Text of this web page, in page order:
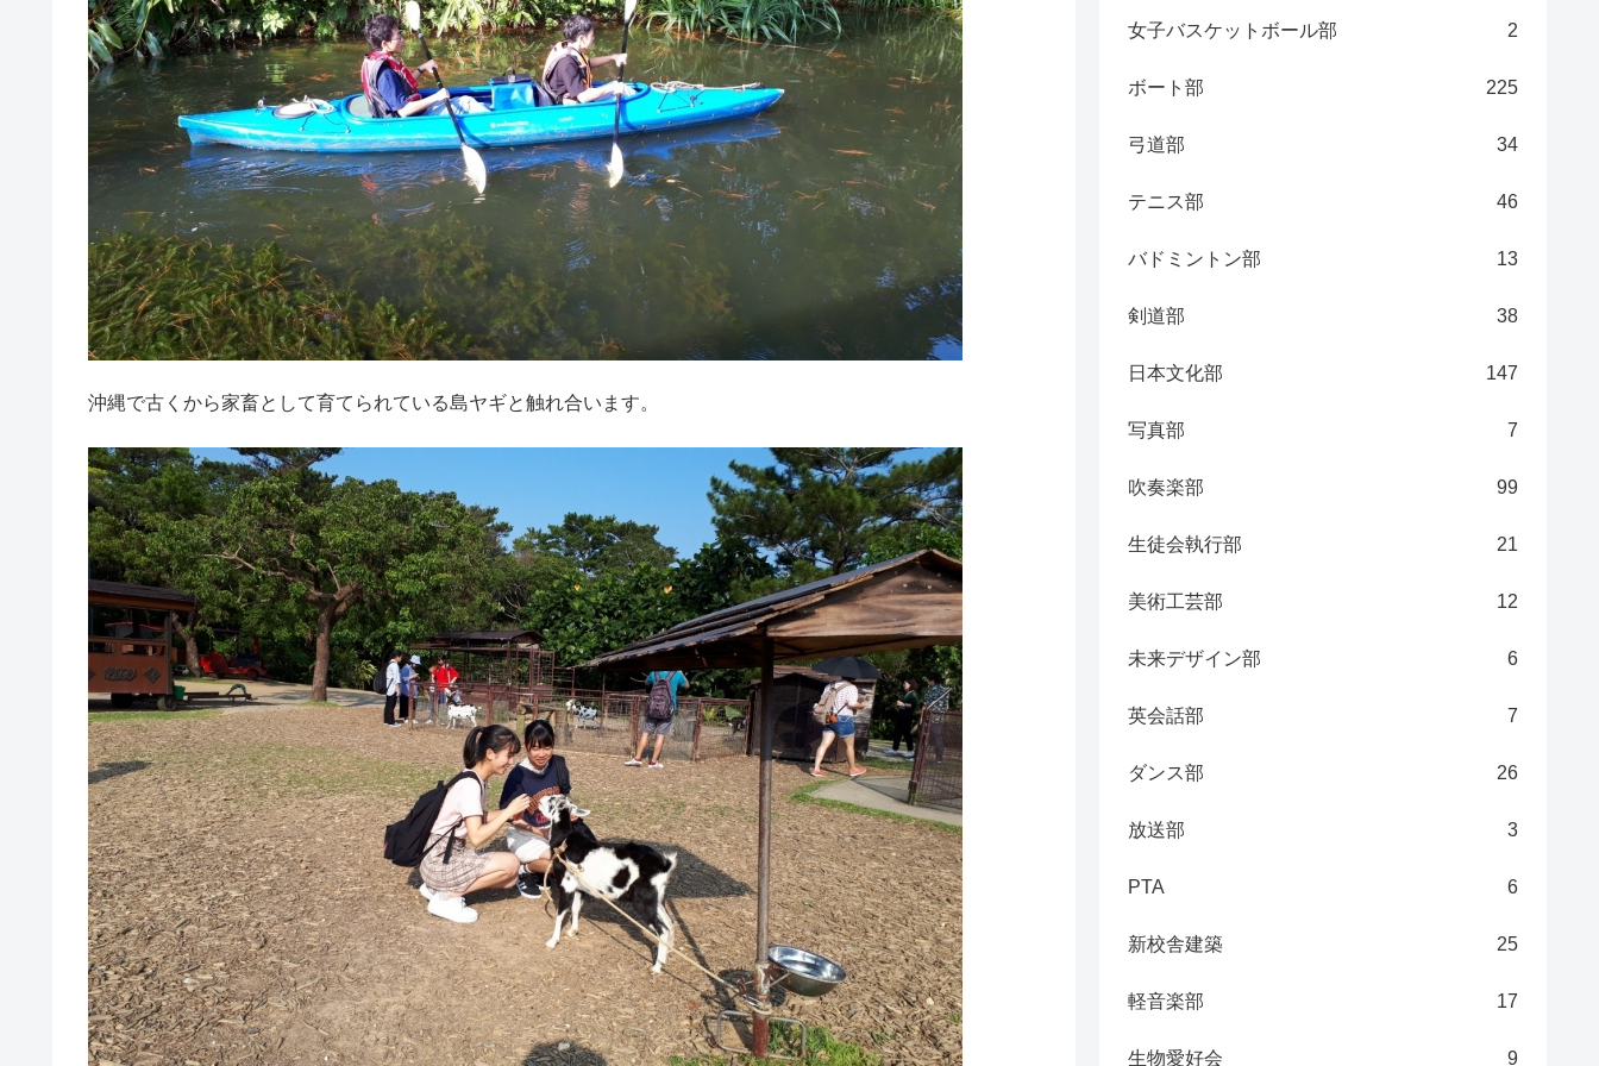
沖縄で古くから家畜として育てられている島ヤギと触れ合います。
女子バスケットボール部 2
ボート部 225
弓道部 34
テニス部 46
バドミントン部 13
剣道部 38
日本文化部 147
写真部 7
吹奏楽部 99
生徒会執行部 21
美術工芸部 12
未来デザイン部 6
英会話部 7
ダンス部 26
放送部 3
PTA 6
新校舎建築 25
軽音楽部 17
生物愛好会 9